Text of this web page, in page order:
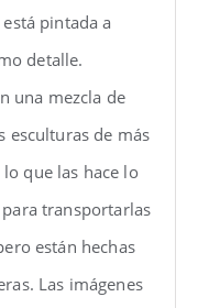
pintada a
detalle.
una mezcla de
esculturas de más
que las hace lo
transportarlas
están hechas
Las imágenes